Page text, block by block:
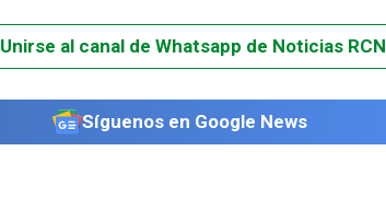
Unirse al canal de Whatsapp de Noticias RCN
Síguenos en Google News